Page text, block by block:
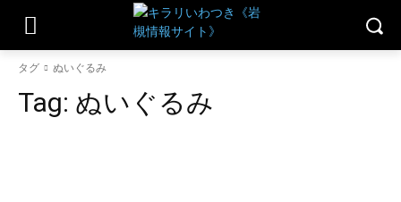
タグ ぬいぐるみ
Tag: ぬいぐるみ